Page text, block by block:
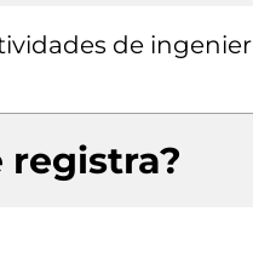
de
registra?